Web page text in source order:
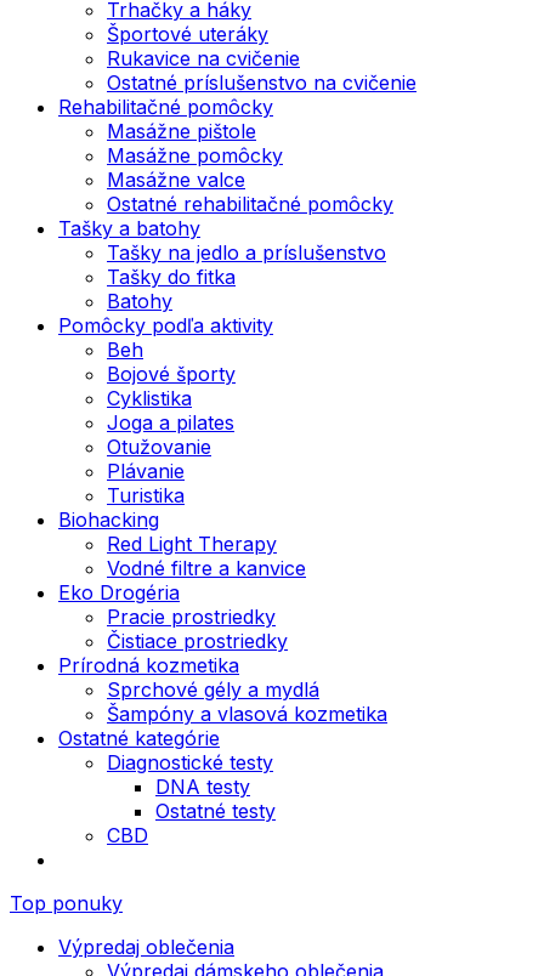
Trhačky a háky
Športové uteráky
Rukavice na cvičenie
Ostatné príslušenstvo na cvičenie
Rehabilitačné pomôcky
Masážne pištole
Masážne pomôcky
Masážne valce
Ostatné rehabilitačné pomôcky
Tašky a batohy
Tašky na jedlo a príslušenstvo
Tašky do fitka
Batohy
Pomôcky podľa aktivity
Beh
Bojové športy
Cyklistika
Joga a pilates
Otužovanie
Plávanie
Turistika
Biohacking
Red Light Therapy
Vodné filtre a kanvice
Eko Drogéria
Pracie prostriedky
Čistiace prostriedky
Prírodná kozmetika
Sprchové gély a mydlá
Šampóny a vlasová kozmetika
Ostatné kategórie
Diagnostické testy
DNA testy
Ostatné testy
CBD
Top ponuky
Výpredaj oblečenia
Výpredaj dámskeho oblečenia